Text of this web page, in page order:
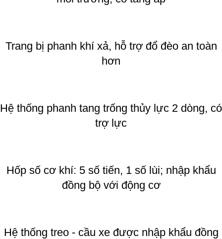
Trang bị phanh khí xả, hỗ trợ đổ đèo an toàn
hơn
Hệ thống phanh tang trống thủy lực 2 dòng, có
trợ lực
Hốp số cơ khí: 5 số tiến, 1 số lùi; nhập khẩu
đồng bộ với động cơ
Hệ thống treo - cầu xe được nhập khẩu đồng